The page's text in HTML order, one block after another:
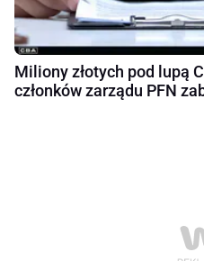
Miliony złotych pod lupą
członków zarządu PFN